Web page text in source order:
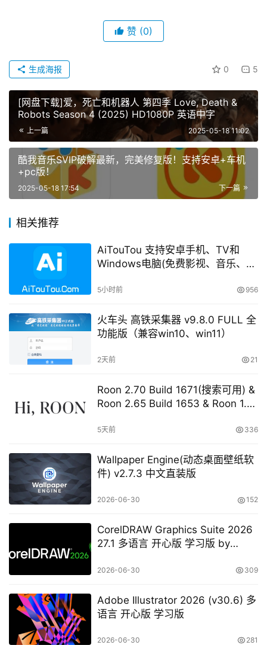
赞 (0)
0 5
生成海报
[网盘下载]爱，死亡和机器人 第四季 Love, Death &
Robots Season 4 (2025) HD1080P 英语中字
上一篇 2025-05-18 11:02
酷我音乐SVIP破解最新，完美修复版！支持安卓+车机
+pc版！
下一篇
2025-05-18 17:54
相关推荐
AiTouTou 支持安卓手机、TV和
Windows电脑(免费影视、音乐、电
5小时前 956
火车头 高铁采集器 v9.8.0 FULL 全
功能版（兼容win10、win11）
2天前 21
Roon 2.70 Build 1671(搜索可用) &
Roon 2.65 Build 1653 & Roon 1.8
5天前 336
Wallpaper Engine(动态桌面壁纸软
件) v2.7.3 中文直装版
2026-06-30 152
CorelDRAW Graphics Suite 2026
27.1 多语言 开心版 学习版 by
2026-06-30 309
Adobe Illustrator 2026 (v30.6) 多
语言 开心版 学习版
2026-06-30 281